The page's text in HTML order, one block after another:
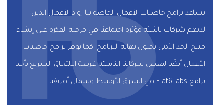
تساعد برامج حاضنات الأعمال الخاصة بنا رواد الأعمال الذين
لديهم شركات ناشئة مؤثرة اجتماعيًا في مرحلة الفكرة على إنشاء
منتج الحد الأدنى بحلول نهاية البرنامج. كما توفر برامج حاضنات
الأعمال أيضًا لبعض شركاتنا الناشئة فرصة الالتحاق السريع بأحد
برامج Flat6Labs في الشرق الأوسط وشمال أفريقيا.